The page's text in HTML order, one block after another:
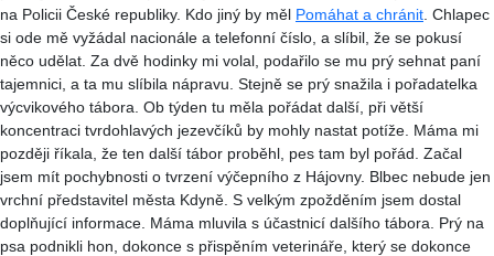
na Policii České republiky. Kdo jiný by měl Pomáhat a chránit . Chlapec
si ode mě vyžádal nacionále a telefonní číslo, a slíbil, že se pokusí
něco udělat. Za dvě hodinky mi volal, podařilo se mu prý sehnat paní
tajemnici, a ta mu slíbila nápravu. Stejně se prý snažila i pořadatelka
výcvikového tábora. Ob týden tu měla pořádat další, při větší
koncentraci tvrdohlavých jezevčíků by mohly nastat potíže. Máma mi
později říkala, že ten další tábor proběhl, pes tam byl pořád. Začal
jsem mít pochybnosti o tvrzení výčepního z Hájovny. Blbec nebude jen
vrchní představitel města Kdyně. S velkým zpožděním jsem dostal
doplňující informace. Máma mluvila s účastnicí dalšího tábora. Prý na
psa podnikli hon, dokonce s přispěním veterináře, který se dokonce